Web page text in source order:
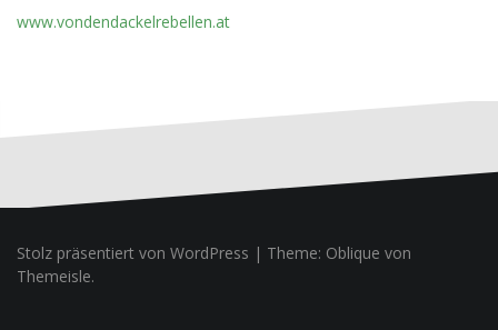
www.vondendackelrebellen.at
Stolz präsentiert von WordPress | Theme: Oblique von
Themeisle.